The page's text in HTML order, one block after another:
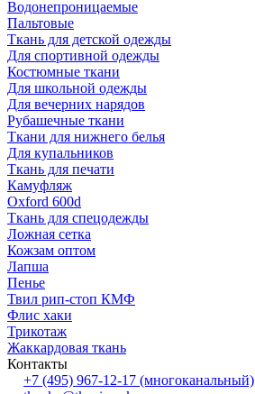
Водонепроницаемые
Пальтовые
Ткань для детской одежды
Для спортивной одежды
Костюмные ткани
Для школьной одежды
Для вечерних нарядов
Рубашечные ткани
Ткани для нижнего белья
Для купальников
Ткань для печати
Камуфляж
Oxford 600d
Ткань для спецодежды
Ложная сетка
Кожзам оптом
Лапша
Пенье
Твил рип-стоп КМФ
Флис хаки
Трикотаж
Жаккардовая ткань
Контакты
+7 (495) 967-12-17 (многоканальный)